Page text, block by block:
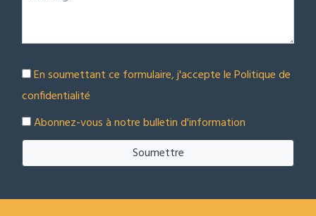
En soumettant ce formulaire, j'accepte lePolitique de
confidentialité
Abonnez-vous à notre bulletin d'information
Soumettre